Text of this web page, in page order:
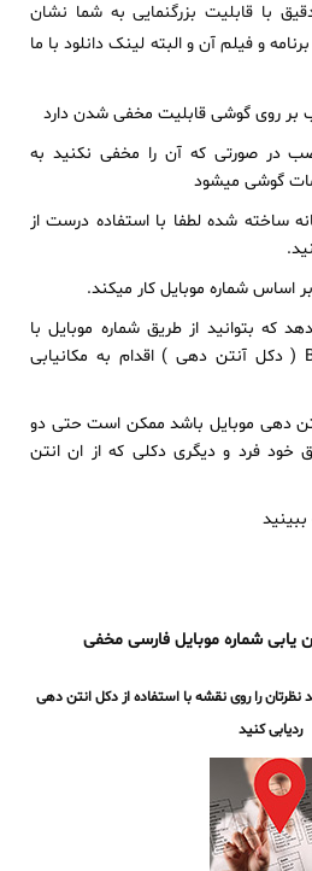
با قابلیت بزرگنمایی به شما نشان
و فیلم آن و البته لینک دانلود با ما
بر روی گوشی قابلیت مخفی شدن دارد
در صورتی که آن را مخفی نکنید به
ساخته شده لطفا با استفاده درست از
اساس شماره موبایل کار میکند.
که بتوانید از طریق شماره موبایل با
GPS بصورت دقیق و یا BTS ( دکل آنتن دهی ) اقدام به مکانیابی
دهی موبایل باشد ممکن است حتی دو
خود فرد و دیگری دکلی که از ان انتن
ببینید
یابی شماره موبایل فارسی مخفی
نظرتان را روی نقشه با استفاده از دکل انتن دهی
ردیابی کنید